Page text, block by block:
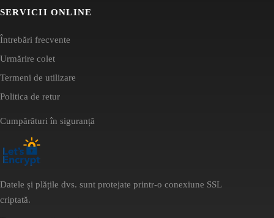
SERVICII ONLINE
Întrebări frecvente
Urmărire colet
Termeni de utilizare
Politica de retur
Cumpărături în siguranță
Datele și plățile dvs. sunt protejate printr-o conexiune SSL
criptată.